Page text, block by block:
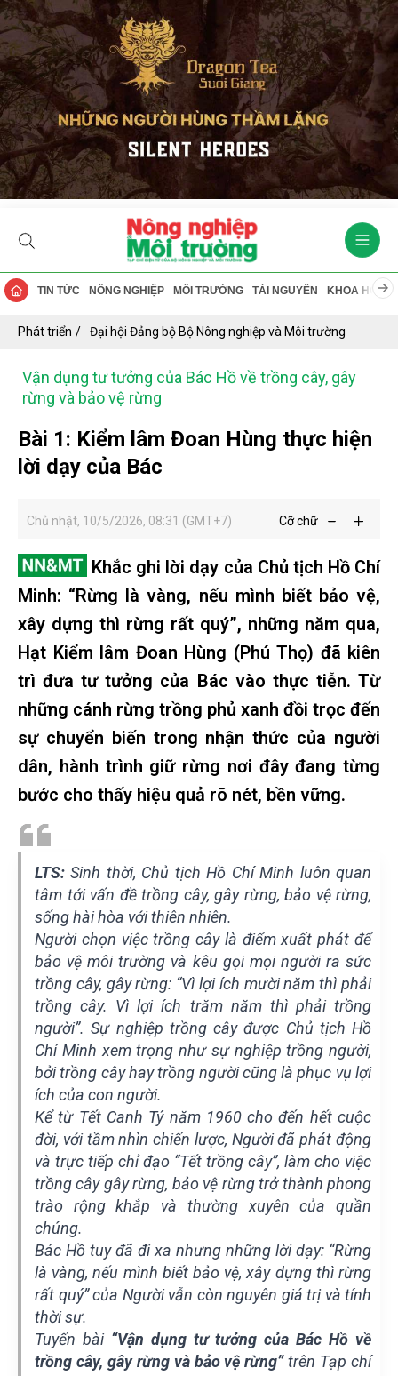
TIN TỨC NÔNG NGHIỆP MÔI TRƯỜNG TÀI NGUYÊN KHOA HỌC
Phát triển Đại hội Đảng bộ Bộ Nông nghiệp và Môi trường
Vận dụng tư tưởng của Bác Hồ về trồng cây, gây
rừng và bảo vệ rừng
Bài 1: Kiểm lâm Đoan Hùng thực hiện
lời dạy của Bác
Chủ nhật, 10/5/2026, 08:31 (GMT+7) Cỡ chữ
Khắc ghi lời dạy của Chủ tịch Hồ Chí
Minh: “Rừng là vàng, nếu mình biết bảo vệ,
xây dựng thì rừng rất quý”, những năm qua,
Hạt Kiểm lâm Đoan Hùng (Phú Thọ) đã kiên
trì đưa tư tưởng của Bác vào thực tiễn. Từ
những cánh rừng trồng phủ xanh đồi trọc đến
sự chuyển biến trong nhận thức của người
dân, hành trình giữ rừng nơi đây đang từng
bước cho thấy hiệu quả rõ nét, bền vững.
LTS: Sinh thời, Chủ tịch Hồ Chí Minh luôn quan
tâm tới vấn đề trồng cây, gây rừng, bảo vệ rừng,
sống hài hòa với thiên nhiên.
Người chọn việc trồng cây là điểm xuất phát để
bảo vệ môi trường và kêu gọi mọi người ra sức
trồng cây, gây rừng: “Vì lợi ích mười năm thì phải
trồng cây. Vì lợi ích trăm năm thì phải trồng
người”. Sự nghiệp trồng cây được Chủ tịch Hồ
Chí Minh xem trọng như sự nghiệp trồng người,
bởi trồng cây hay trồng người cũng là phục vụ lợi
ích của con người.
Kể từ Tết Canh Tý năm 1960 cho đến hết cuộc
đời, với tầm nhìn chiến lược, Người đã phát động
và trực tiếp chỉ đạo “Tết trồng cây”, làm cho việc
trồng cây gây rừng, bảo vệ rừng trở thành phong
trào rộng khắp và thường xuyên của quần
chúng.
Bác Hồ tuy đã đi xa nhưng những lời dạy: “Rừng
là vàng, nếu mình biết bảo vệ, xây dựng thì rừng
rất quý” của Người vẫn còn nguyên giá trị và tính
thời sự.
Tuyến bài “Vận dụng tư tưởng của Bác Hồ về
trồng cây, gây rừng và bảo vệ rừng”trên Tạp chí